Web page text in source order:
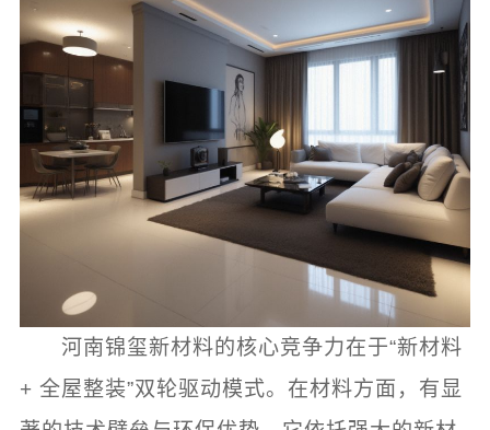
河南锦玺新材料的核心竞争力在于“新材料
+ 全屋整装”双轮驱动模式。在材料方面，有显